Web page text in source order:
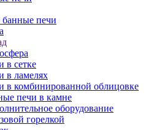
печи
в сетке
в ламелях
в комбинированной облицовке
печи в камне
оборудование
горелкой